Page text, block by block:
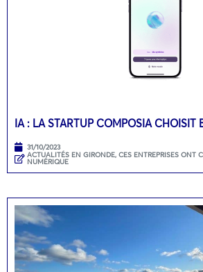
IA : LA STARTUP COMPOSIA CHOISIT
31/10/2023
ACTUALITÉS EN GIRONDE, CES ENTREPRISES ONT
NUMÉRIQUE